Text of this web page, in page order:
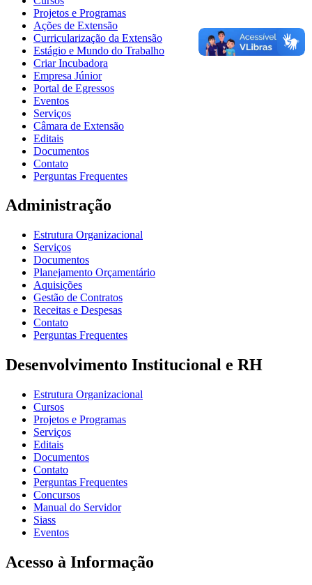
Projetos e Programas
Ações de Extensão
Curricularização da Extensão
Estágio e Mundo do Trabalho
Criar Incubadora
Empresa Júnior
Portal de Egressos
Eventos
Serviços
Câmara de Extensão
Editais
Documentos
Contato
Perguntas Frequentes
Administração
Estrutura Organizacional
Serviços
Documentos
Planejamento Orçamentário
Aquisições
Gestão de Contratos
Receitas e Despesas
Contato
Perguntas Frequentes
Desenvolvimento Institucional e RH
Estrutura Organizacional
Cursos
Projetos e Programas
Serviços
Editais
Documentos
Contato
Perguntas Frequentes
Concursos
Manual do Servidor
Siass
Eventos
Acesso à Informação